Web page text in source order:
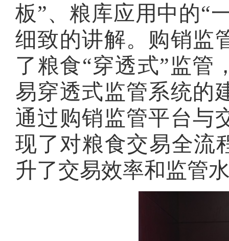
板”、粮库应用中的“
细致的讲解。购销监
了粮食“穿透式”监管
易穿透式监管系统的
通过购销监管平台与
现了对粮食交易全流
升了交易效率和监管